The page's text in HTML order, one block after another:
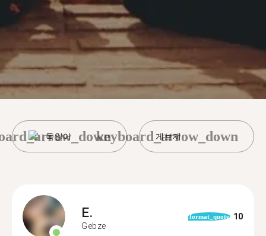
독일어 게브제
keyboard_arrow_down
E.
Gebze
format_quote 10